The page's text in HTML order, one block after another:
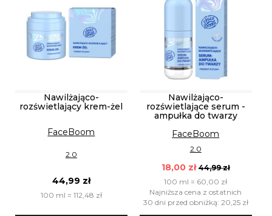
Nawilżająco-
rozświetlający krem-żel
FaceBoom
2.0
44,99 zł
100 ml = 112,48 zł
Nawilżająco-
rozświetlające serum -
ampułka do twarzy
FaceBoom
2.0
18,00 zł 44,99 zł
100 ml = 60,00 zł
Najniższa cena z ostatnich
30 dni przed obniżką: 20,25 zł